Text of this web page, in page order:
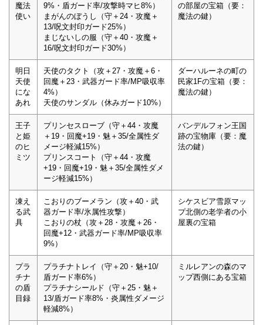
魔法
使い
9%・盾ガード率/攻撃時マヒ8%）
まがんのぼうし（守＋24・攻魔＋
13/呪文封印ガード25%）
まじないしの服（守＋40・攻魔＋
16/呪文封印ガード30%）
の部屋の宝箱（要：
魔法の鍵）
明日
天使
にな
あれ
天使のタクト（攻＋27・攻魔＋6・
回魔＋23・武器ガード率/MP吸収率
4%）
天使のサンダル（休みガード10%）
ダーハルーネの町の
民家1Fの宝箱（要：
魔法の鍵）
王子
と姫
のヒ
ミツ
プリンセスローブ（守＋44・攻魔
＋19・回魔+19・魅＋35/全属性ダ
メージ軽減15%）
プリンスコート（守＋44・攻魔
+19・回魔+19・魅＋35/全属性ダメ
ージ軽減15%）
バンデルフォン王国
跡の宝物庫（要：魔
法の鍵）
凍え
る武
具
こおりのブーメラン（攻＋40・武
器ガード率/氷属性攻撃）
こおりの杖（攻＋28・攻魔＋26・
回魔+12・武器ガード率/MP吸収率
9%）
シケスビア雪原マッ
プ北側の老学者の小
屋裏の宝箱
プラ
チナ
の盾
目録
プラチナトレイ（守＋20・魅+10/
盾ガード率6%）
プラチナシールド（守＋25・魅＋
13/盾ガード率8%・炎属性ダメージ
軽減8%）
ミルレアンの森のマ
ップ西側にある宝箱